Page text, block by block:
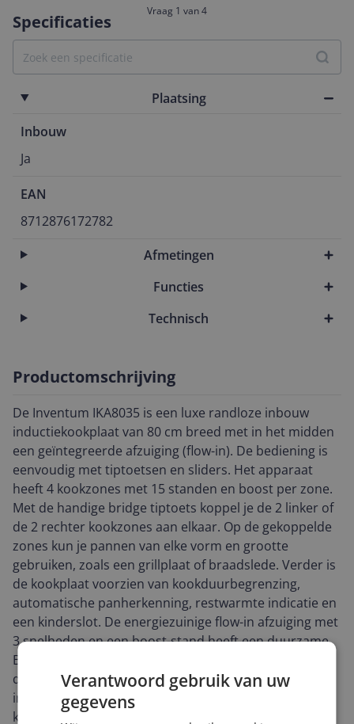
Specificaties
Plaatsing
Inbouw
Ja
EAN
8712876172782
Afmetingen
Functies
Technisch
Productomschrijving
De Inventum IKA8035 is een luxe randloze inbouw
inductiekookplaat van 80 cm breed met in het midden
een geïntegreerde afzuiging (flow-in). De bediening is
eenvoudig met tiptoetsen en sliders. Het apparaat
heeft 4 kookzones met 15 standen en boost per zone.
Met de handige bridge tiptoets koppel je de 2 linker of
de 2 rechter kookzones aan elkaar. Op de gekoppelde
zones kun je pannen van elke vorm en grootte
gebruiken, zoals een grillplaat of braadslede. Verder is
de kookplaat voorzien van kookduurbegrenzing,
automatische panherkenning, restwarmte indicatie en
een kinderslot. De energiezuinige flow-in afzuiging met
3 snelheden en een boost-stand heeft een duurzame
BLDC-motor (koolborstelloos) en energielabel A. Door
de krachtige luchtstroom van 719,3 m³/h is deze
inductiekookplaat geschikt voor een grote of open
keuken. Je hoeft je geen zorgen te maken over
Vraag 1 van 4
Verantwoord gebruik van uw
gegevens